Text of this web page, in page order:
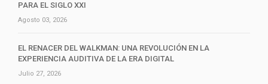
PARA EL SIGLO XXI
Agosto 03, 2026
EL RENACER DEL WALKMAN: UNA REVOLUCIÓN EN LA
EXPERIENCIA AUDITIVA DE LA ERA DIGITAL
Julio 27, 2026